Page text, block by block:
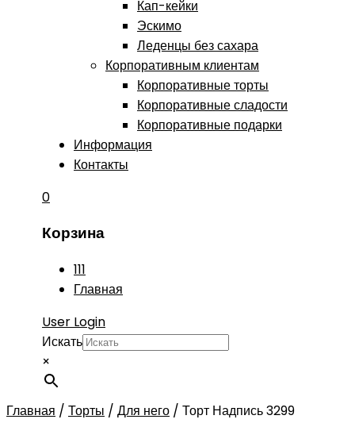
Кап-кейки
Эскимо
Леденцы без сахара
Корпоративным клиентам
Корпоративные торты
Корпоративные сладости
Корпоративные подарки
Информация
Контакты
0
Корзина
111
Главная
User Login
Искать
×
Главная / Торты / Для него / Торт Надпись 3299